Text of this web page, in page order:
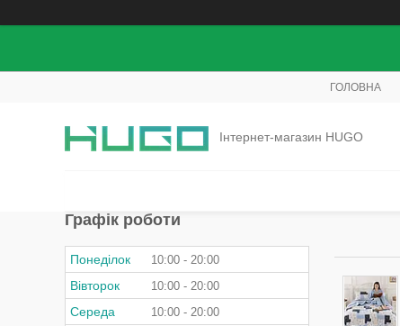
ГОЛОВНА
Інтернет-магазин HUGO
Графік роботи
Понеділок 10:00 20:00
Вівторок 10:00 20:00
Середа 10:00 20:00